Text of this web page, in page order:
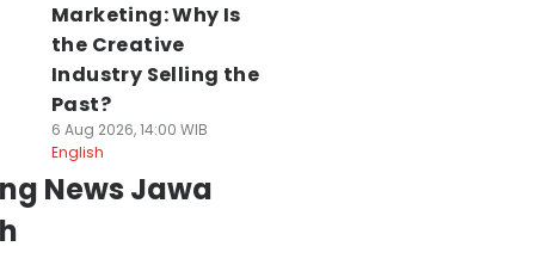
Marketing: Why Is
the Creative
Industry Selling the
Past?
6 Aug 2026, 14:00 WIB
English
News Jawa